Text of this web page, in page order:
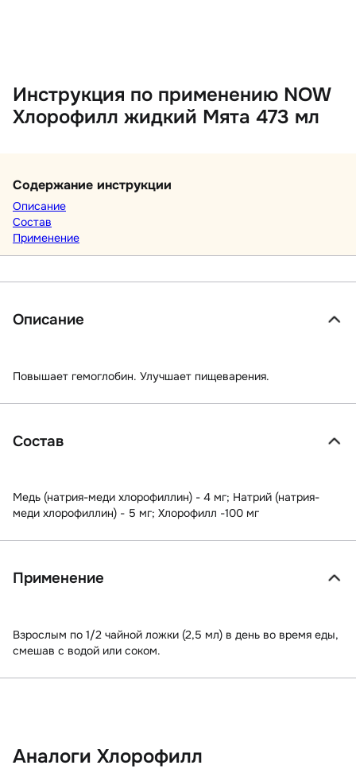
Инструкция по применению NOW
Хлорофилл жидкий Мята 473 мл
Содержание инструкции
Описание
Состав
Применение
Описание
Повышает гемоглобин. Улучшает пищеварения.
Состав
Медь (натрия-меди хлорофиллин) - 4 мг; Натрий (натрия-
меди хлорофиллин) - 5 мг; Хлорофилл -100 мг
Применение
Взрослым по 1/2 чайной ложки (2,5 мл) в день во время еды,
смешав с водой или соком.
Аналоги Хлорофилл